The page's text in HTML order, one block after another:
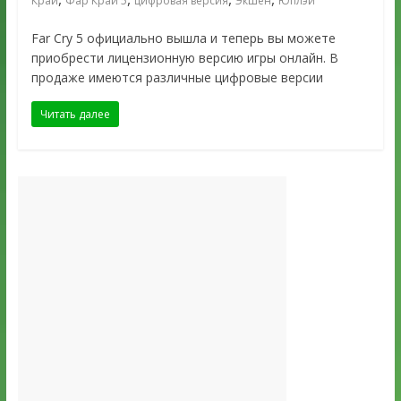
Far Cry 5 официально вышла и теперь вы можете
приобрести лицензионную версию игры онлайн. В
продаже имеются различные цифровые версии
Читать далее